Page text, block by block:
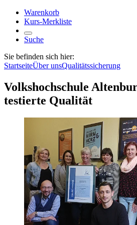
Warenkorb
Kurs-Merkliste
Suche
Sie befinden sich hier:
StartseiteÜber unsQualitätssicherung
Volkshochschule
testierte Qualität